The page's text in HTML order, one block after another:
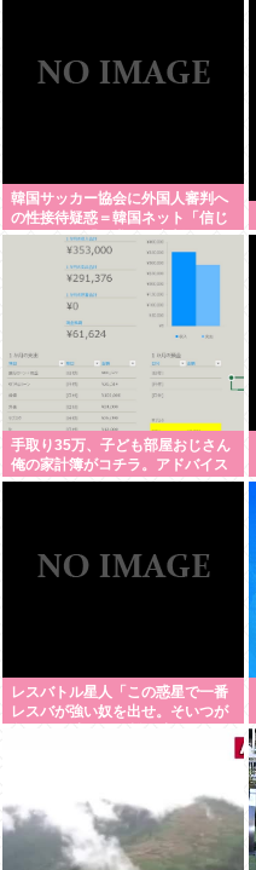
韓国サッカー協会に外国人審判へ
の性接待疑惑＝韓国ネット「信じ
られない」「要求した審判もおか
手取り35万、子ども部屋おじさん
俺の家計簿がコチラ。アドバイス
をくれ
レスバトル星人「この惑星で一番
レスバが強い奴を出せ。そいつが